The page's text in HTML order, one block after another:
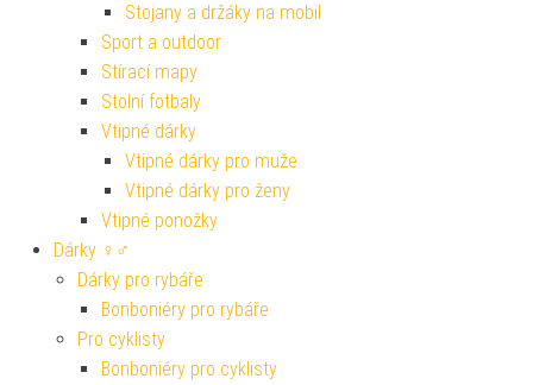
Stojany a držáky na mobil
Sport a outdoor
Stírací mapy
Stolní fotbaly
Vtipné dárky
Vtipné dárky pro muže
Vtipné dárky pro ženy
Vtipné ponožky
Dárky ♀♂
Dárky pro rybáře
Bonboniéry pro rybáře
Pro cyklisty
Bonboniéry pro cyklisty